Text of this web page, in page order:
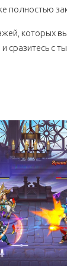
полностью
которых
сразитесь с